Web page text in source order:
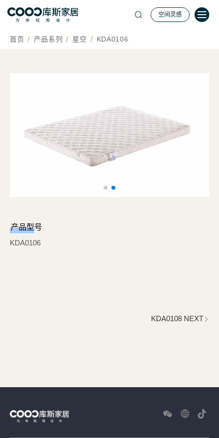
空间灵感
首页 产品系列 星空 KDA0106
产品型号
KDA0106
KDA0108 NEXT